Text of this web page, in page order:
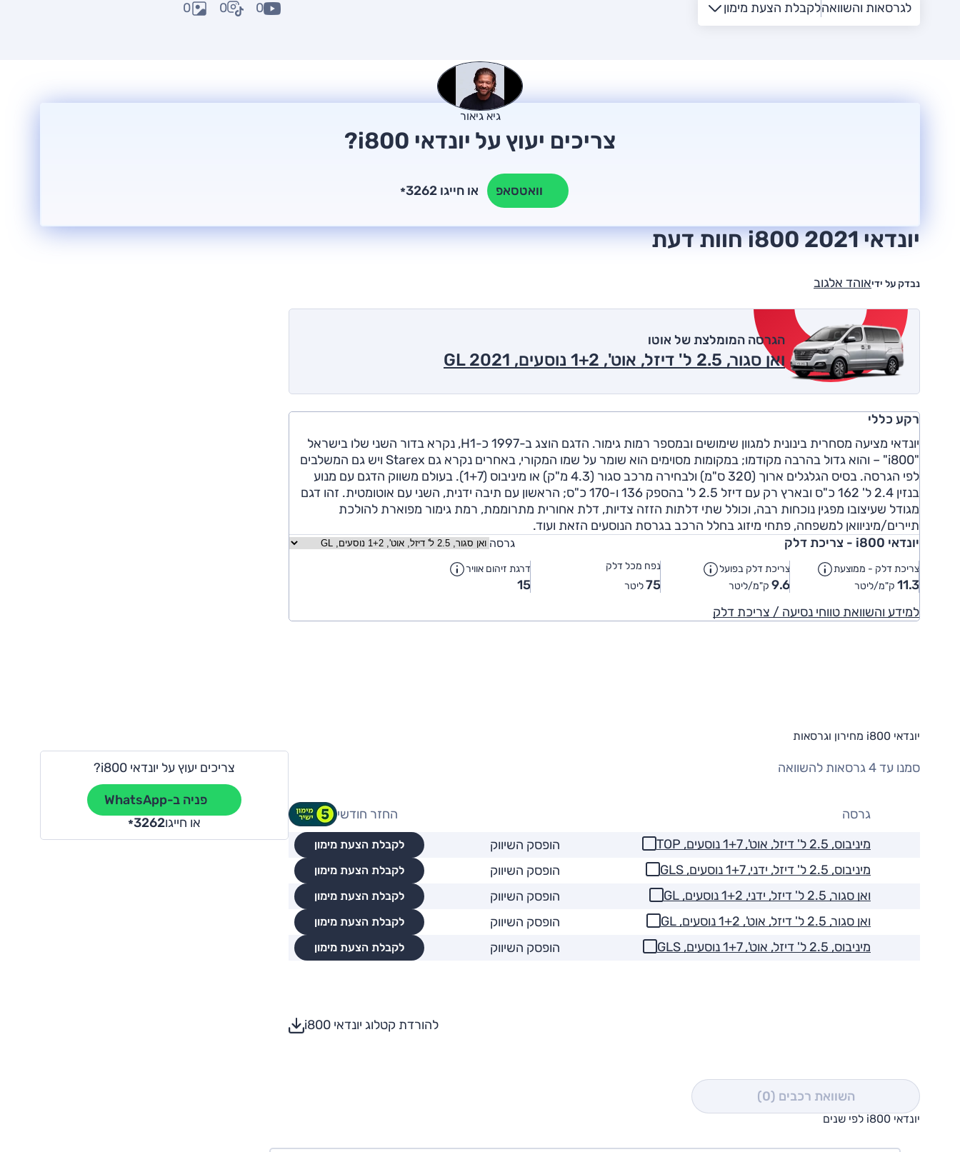
לגרסאות והשוואהלקבלת הצעת מימון 0
0
0
גיא גיאור
צריכים יעוץ על יונדאי i800?
וואטסאפ * או חייגו 3262
יונדאי i800 2021 חוות דעת
נבדק על ידיאוהד אלגוב
הגרסה המומלצת של אוטו
ואן סגור, 2.5 ל' דיזל, אוט', 1+2 נוסעים, GL 2021
רקע כללי
יונדאי מציעה מסחרית בינונית למגוון שימושים ובמספר רמות גימור. הדגם הוצג ב-1997 כ-H1, נקרא בדור השני שלו בישראל
"i800" – והוא גדול בהרבה מקודמו; במקומות מסוימים הוא שומר על שמו המקורי, באחרים נקרא גם Starex ויש גם המשלבים
לפי הגרסה. בסיס הגלגלים ארוך (320 ס"מ) ולבחירה מרכב סגור (4.3 מ"ק) או מיניבוס (1+7). בעולם משווק הדגם עם מנוע
בנזין 2.4 ל' 162 כ"ס ובארץ רק עם דיזל 2.5 ל' בהספק 136 ו-170 כ"ס; הראשון עם תיבה ידנית, השני עם אוטומטית. זהו דגם
מגודל שעיצובו מפגין נוכחות רבה, וכולל שתי דלתות הזזה צדיות, דלת אחורית מתרוממת, רמת גימור מפוארת להולכת
תיירים/מיניוואן למשפחה, פתחי מיזוג בחלל הרכב בגרסת הנוסעים הזאת ועוד.
יונדאי i800 - צריכת דלק
גרסה
צריכת דלק - ממוצעת
11.3 ק"מ/ליטר
צריכת דלק בפועל
9.6 ק"מ/ליטר
נפח מכל דלק
75ליטר
דרגת זיהום אוויר
15
למידע והשוואת טווחי נסיעה / צריכת דלק
יונדאי i800 מחירון וגרסאות
סמנו עד 4 גרסאות להשוואה
גרסה
החזר חודשי
מיניבוס, 2.5 ל' דיזל, אוט', 1+7 נוסעים, TOP
הופסק השיווק לקבלת הצעת מימון
מיניבוס, 2.5 ל' דיזל, ידני, 1+7 נוסעים, GLS הופסק השיווק לקבלת הצעת מימון
ואן סגור, 2.5 ל' דיזל, ידני, 1+2 נוסעים, GL הופסק השיווק לקבלת הצעת מימון
ואן סגור, 2.5 ל' דיזל, אוט', 1+2 נוסעים, GL הופסק השיווק לקבלת הצעת מימון
מיניבוס, 2.5 ל' דיזל, אוט', 1+7 נוסעים, GLS הופסק השיווק לקבלת הצעת מימון
להורדת קטלוג יונדאי i800
השוואת רכבים (0)
צריכים יעוץ על יונדאי i800?
פניה ב-WhatsApp
או חייגו
*3262
יונדאי i800 לפי שנים